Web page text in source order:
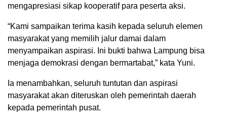
mengapresiasi sikap kooperatif para peserta aksi.
“Kami sampaikan terima kasih kepada seluruh elemen
masyarakat yang memilih jalur damai dalam
menyampaikan aspirasi. Ini bukti bahwa Lampung bisa
menjaga demokrasi dengan bermartabat,” kata Yuni.
Ia menambahkan, seluruh tuntutan dan aspirasi
masyarakat akan diteruskan oleh pemerintah daerah
kepada pemerintah pusat.